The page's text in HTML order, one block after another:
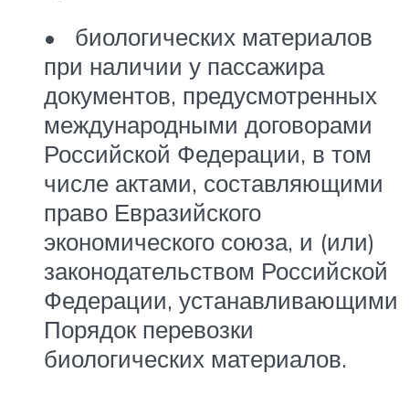
• биологических материалов
при наличии у пассажира
документов, предусмотренных
международными договорами
Российской Федерации, в том
числе актами, составляющими
право Евразийского
экономического союза, и (или)
законодательством Российской
Федерации, устанавливающими
Порядок перевозки
биологических материалов.